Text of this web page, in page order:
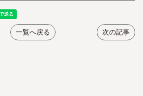
一覧へ戻る 次の記事